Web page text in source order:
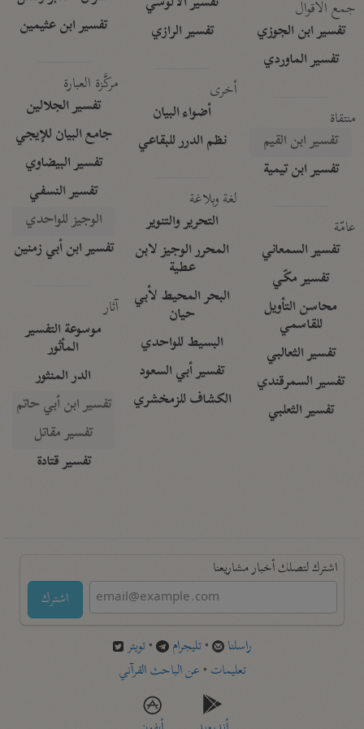
جمع الأقوال
تفسير ابن الجوزي
تفسير الماوردي
منتقاة
تفسير ابن القيم
تفسير ابن تيمية
عامّة
تفسير السمعاني
تفسير مكّي
محاسن التأويل
للقاسمي
تفسير الثعالبي
تفسير السمرقندي
تفسير الثعلبي
تفسير الرازي
أخرى
أضواء البيان
نظم الدرر للبقاعي
لغة وبلاغة
التحرير والتنوير
المحرر الوجيز لابن
عطية
البحر المحيط لأبي
حيان
البسيط للواحدي
تفسير أبي السعود
الكشاف للزمخشري
تفسير ابن عثيمين
مركَّزة العبارة
تفسير الجلالين
جامع البيان للإيجي
تفسير البيضاوي
تفسير النسفي
الوجيز للواحدي
تفسير ابن أبي زمنين
آثار
موسوعة التفسير
المأثور
الدر المنثور
تفسير ابن أبي حاتم
تفسير مقاتل
تفسير قتادة
اشترك لتصلك أخبار مشاريعنا
اشترك
راسلنا •تليجرام •تويتر
تعليمات •عن الباحث القرآني